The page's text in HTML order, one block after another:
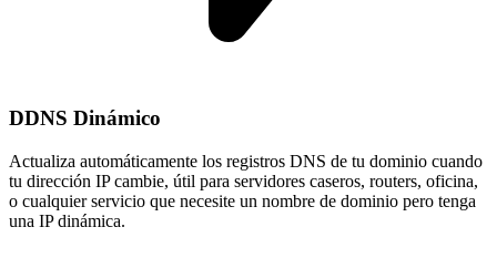
DDNS Dinámico
Actualiza automáticamente los registros DNS de tu dominio cuando
tu dirección IP cambie, útil para servidores caseros, routers, oficina,
o cualquier servicio que necesite un nombre de dominio pero tenga
una IP dinámica.